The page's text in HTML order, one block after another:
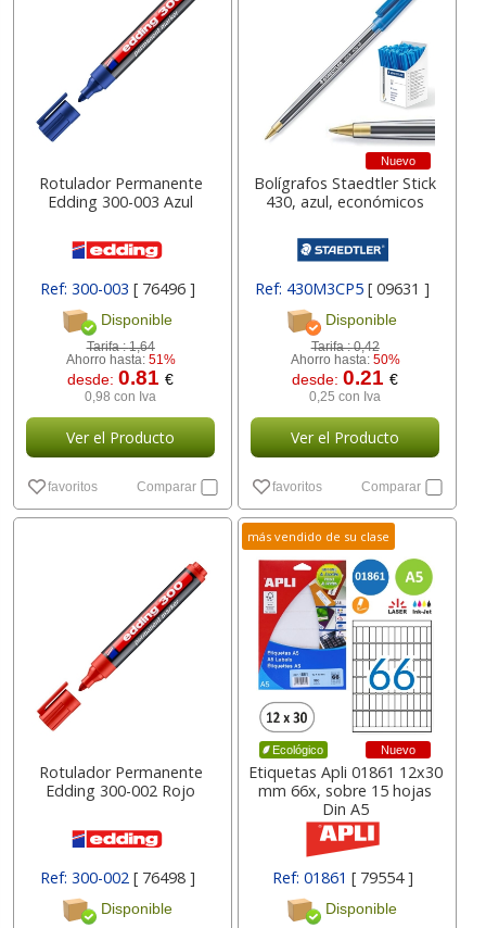
Rotulador Permanente
Edding 300-003 Azul
Ref: 300-003 [ 76496 ]
Disponible
Tarifa :1,64
Ahorro hasta: 51%
desde:0.81€
0,98 con Iva
Ver el Producto
favoritos Comparar
Nuevo
Bolígrafos Staedtler Stick
430, azul, económicos
Ref: 430M3CP5 [ 09631 ]
Disponible
Tarifa :0,42
Ahorro hasta: 50%
desde:0.21€
0,25 con Iva
Ver el Producto
favoritos Comparar
Rotulador Permanente
Edding 300-002 Rojo
Ref: 300-002 [ 76498 ]
Disponible
más vendido de su clase
Ecológico Nuevo
Etiquetas Apli 01861 12x30
mm 66x, sobre 15 hojas
Din A5
Ref: 01861 [ 79554 ]
Disponible